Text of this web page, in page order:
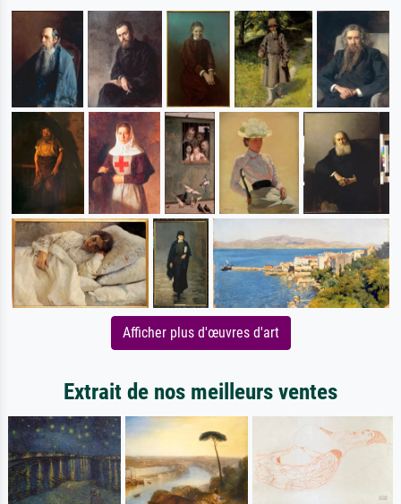
Afficher plus d'œuvres d'art
Extrait de nos meilleurs ventes